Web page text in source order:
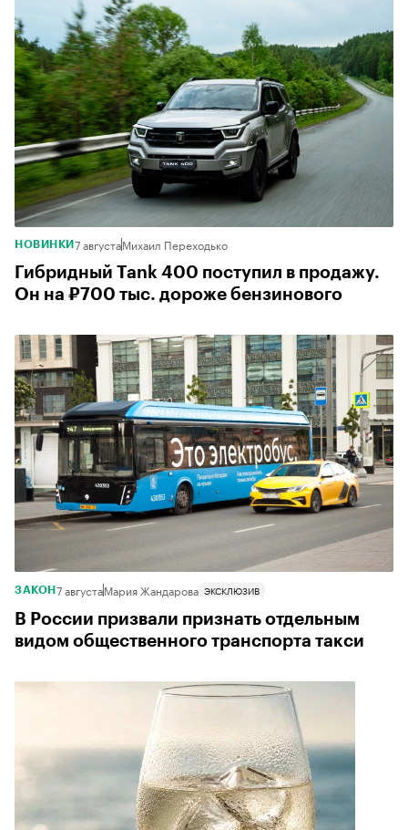
НОВИНКИ 7 августаМихаил Переходько
Гибридный Tank 400 поступил в продажу.
Он на ₽700 тыс. дороже бензинового
ЗАКОН 7 августаМария Жандарова ЭКСКЛЮЗИВ
В России призвали признать отдельным
видом общественного транспорта такси